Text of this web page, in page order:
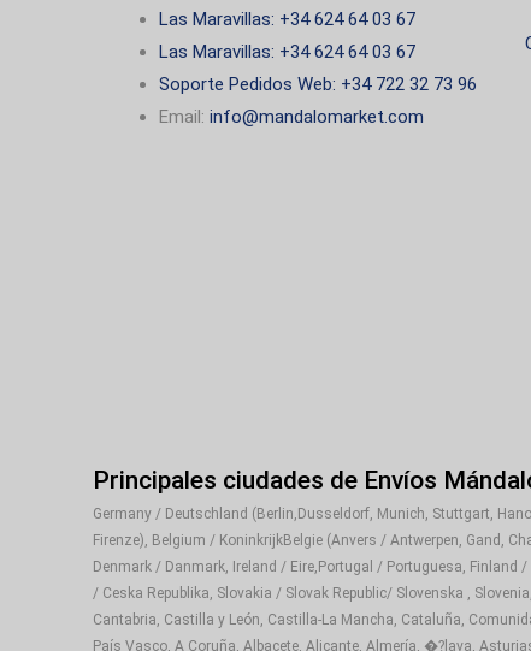
Las Maravillas: +34 624 64 03 67
Las Maravillas: +34 624 64 03 67
Soporte Pedidos Web: +34 722 32 73 96
Email:info@mandalomarket.com
Principales ciudades de Envíos
Germany / Deutschland (Berlin,Dusseldorf, Munich, Stuttgart,
Firenze), Belgium / KoninkrijkBelgie (Anvers / Antwerpen, Gand,
Denmark / Danmark, Ireland / Eire,Portugal / Portuguesa, Finland
/ Ceska Republika, Slovakia / Slovak Republic/ Slovenska ,
Cantabria, Castilla y León, Castilla-La Mancha, Cataluña,
País Vasco, A Coruña, Albacete, Alicante, Almería, �?lava,